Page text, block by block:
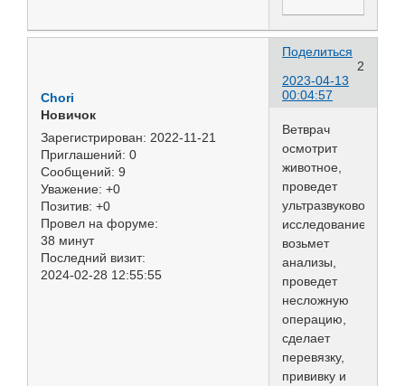
Поделиться
2
2023-04-13
00:04:57
Chori
Новичок
Зарегистрирован: 2022-11-21
Приглашений: 0
Сообщений: 9
Уважение: +0
Позитив: +0
Провел на форуме:
38 минут
Последний визит:
2024-02-28 12:55:55
Ветврач
осмотрит
животное,
проведет
ультразвуковое
исследование,
возьмет
анализы,
проведет
несложную
операцию,
сделает
перевязку,
прививку и